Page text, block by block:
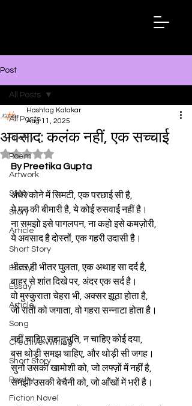
Post
All Posts
Poetry
Poem
Artwork
Story
Story
Article
Short Story
Essay
Essay
Article
Song
Creative Writing
Short Story
Poetry
Fiction Novel
All Posts
अवसाद: कलंक नहीं, एक सच्चाई
Hashtag Kalakar
Aug 11, 2025
Rated NaN out of 5 stars.
By Preetika Gupta
अंधेरे कोने में सिमटी, एक परछाई सी है,
ये मन की बीमारी है, ये कोई रुसवाई नहीं है।
ना समझो इसे पागलपन, ना कहो इसे कमज़ोरी,
ये अवसाद है दोस्तों, एक गहरी उदासी है।
भीतर ही भीतर घुलता, एक अथाह सा दर्द है,
बाहर से शांत दिखे पर, अंदर एक सर्द है।
वो मुस्कुराता चेहरा भी, अक्सर झूठा होता है,
जो रातों को जगाता, वो गहरा सन्नाटा होता है।
नहीं चाहिए सहानुभूति, न चाहिए कोई दया,
बस थोड़ी समझ चाहिए, और थोड़ी सी जगह।
सुनो उसकी खामोशी को, जो लफ्ज़ों में नहीं है,
समझो उसकी बेचैनी को, जो आँखों में भरी है।